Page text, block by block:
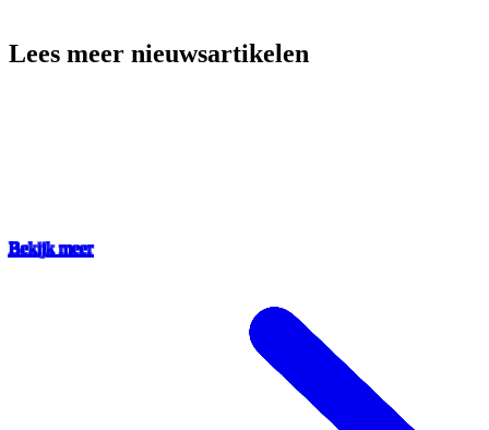
Lees meer nieuwsartikelen
Bekijk meer